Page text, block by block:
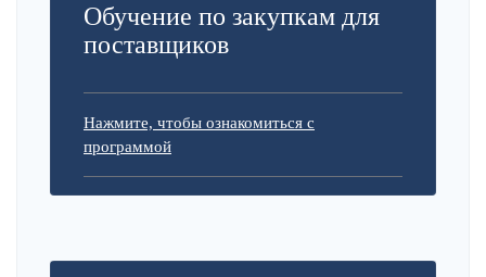
Обучение по закупкам для
поставщиков
Нажмите, чтобы ознакомиться с
программой